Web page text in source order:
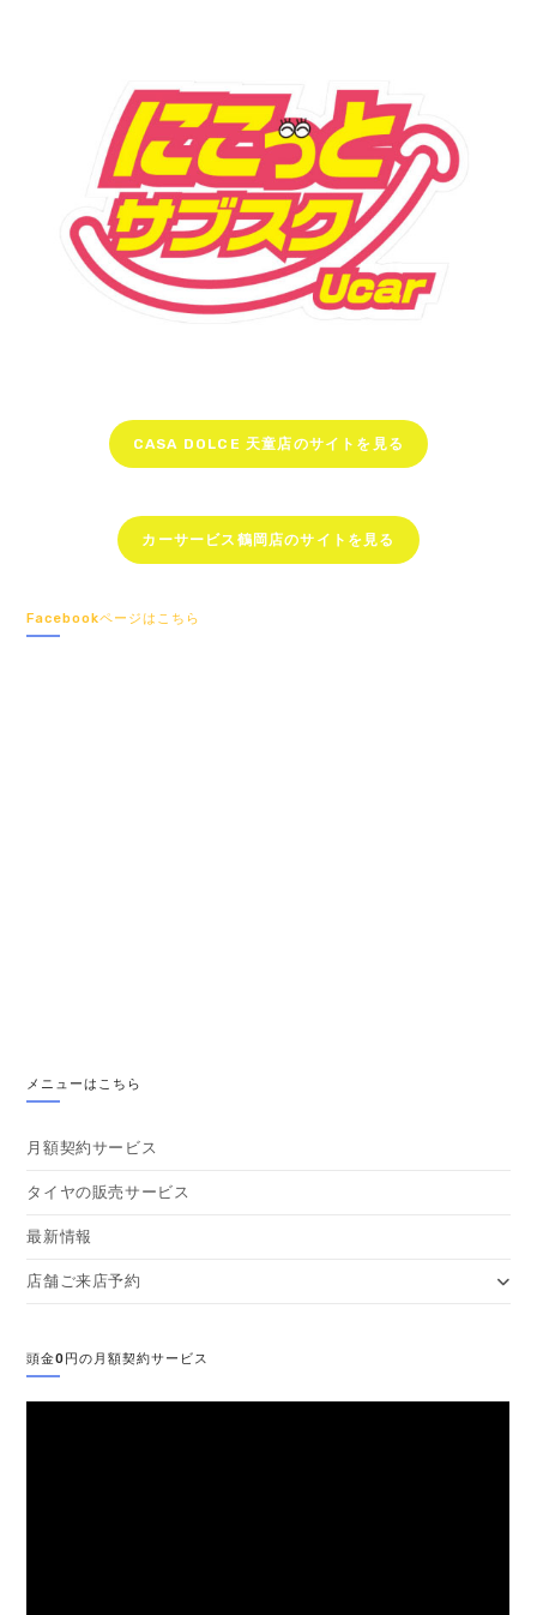
CASA DOLCE 天童店のサイトを見る
カーサービス鶴岡店のサイトを見る
Facebookページはこちら
メニューはこちら
月額契約サービス
タイヤの販売サービス
最新情報
店舗ご来店予約
頭金0円の月額契約サービス